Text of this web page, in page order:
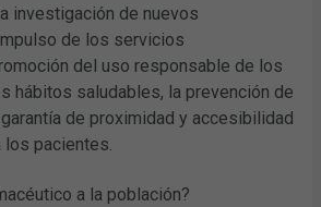
investigación de nuevos
de los servicios
del uso responsable de los
hábitos saludables, la prevención de
de proximidad y accesibilidad
los pacientes.
a la población?